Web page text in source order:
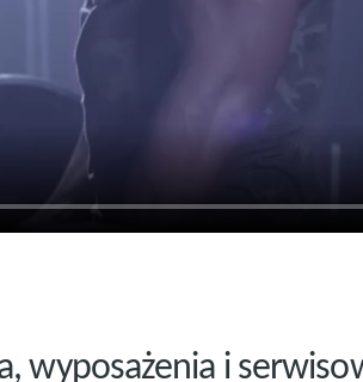
wyposażenia i